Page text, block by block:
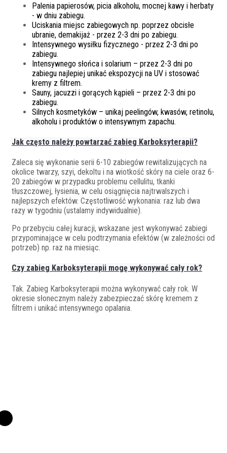
Palenia papierosów, picia alkoholu, mocnej kawy i herbaty
- w dniu zabiegu.
Uciskania miejsc zabiegowych np. poprzez obcisłe
ubranie, demakijaż - przez 2-3 dni po zabiegu.
Intensywnego wysiłku fizycznego - przez 2-3 dni po
zabiegu.
Intensywnego słońca i solarium – przez 2-3 dni po
zabiegu najlepiej unikać ekspozycji na UV i stosować
kremy z filtrem.
Sauny, jacuzzi i gorących kąpieli – przez 2-3 dni po
zabiegu.
Silnych kosmetyków – unikaj peelingów, kwasów, retinolu,
alkoholu i produktów o intensywnym zapachu.
Jak często należy powtarzać zabieg Karboksyterapii?
Zaleca się wykonanie serii 6-10 zabiegów rewitalizujących na
okolice twarzy, szyi, dekoltu i na wiotkość skóry na ciele oraz 6-
20 zabiegów w przypadku problemu cellulitu, tkanki
tłuszczowej, łysienia, w celu osiągnięcia najtrwalszych i
najlepszych efektów. Częstotliwość wykonania: raz lub dwa
razy w tygodniu (ustalamy indywidualnie).
Po przebyciu całej kuracji, wskazane jest wykonywać zabiegi
przypominające w celu podtrzymania efektów (w zależności od
potrzeb) np. raz na miesiąc.
Czy zabieg Karboksyterapii mogę wykonywać cały rok?
Tak. Zabieg Karboksyterapii można wykonywać cały rok. W
okresie słonecznym należy zabezpieczać skórę kremem z
filtrem i unikać intensywnego opalania.